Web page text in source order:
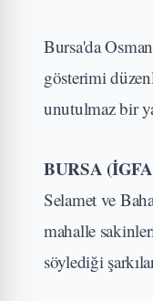
Bursa'da
gösterimi
unutulmaz bir
BURSA
Selamet ve
mahalle
söylediği